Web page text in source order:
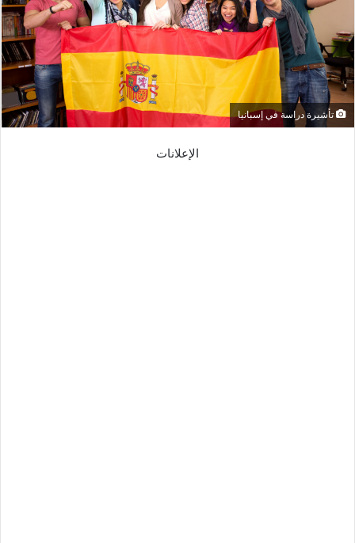
تأشيرة دراسة في إسبانيا
الإعلانات